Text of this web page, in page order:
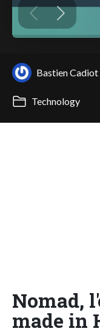
Bastien Cadiot
Technology
Nomad,
made in